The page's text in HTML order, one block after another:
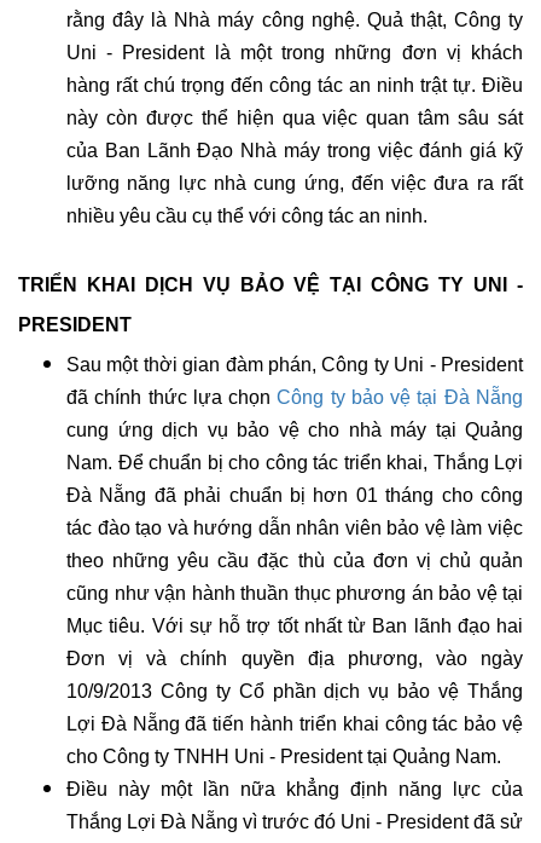
rằng đây là Nhà máy công nghệ. Quả thật, Công ty
Uni - President là một trong những đơn vị khách
hàng rất chú trọng đến công tác an ninh trật tự. Điều
này còn được thể hiện qua việc quan tâm sâu sát
của Ban Lãnh Đạo Nhà máy trong việc đánh giá kỹ
lưỡng năng lực nhà cung ứng, đến việc đưa ra rất
nhiều yêu cầu cụ thể với công tác an ninh.
TRIỂN KHAI DỊCH VỤ BẢO VỆ TẠI CÔNG TY UNI -
PRESIDENT
Sau một thời gian đàm phán, Công ty Uni - President
đã chính thức lựa chọnCông ty bảo vệ tại Đà Nẵng
cung ứng dịch vụ bảo vệ cho nhà máy tại Quảng
Nam. Để chuẩn bị cho công tác triển khai, Thắng Lợi
Đà Nẵng đã phải chuẩn bị hơn 01 tháng cho công
tác đào tạo và hướng dẫn nhân viên bảo vệ làm việc
theo những yêu cầu đặc thù của đơn vị chủ quản
cũng như vận hành thuần thục phương án bảo vệ tại
Mục tiêu. Với sự hỗ trợ tốt nhất từ Ban lãnh đạo hai
Đơn vị và chính quyền địa phương, vào ngày
10/9/2013 Công ty Cổ phần dịch vụ bảo vệ Thắng
Lợi Đà Nẵng đã tiến hành triển khai công tác bảo vệ
cho Công ty TNHH Uni - President tại Quảng Nam.
Điều này một lần nữa khẳng định năng lực của
Thắng Lợi Đà Nẵng vì trước đó Uni - President đã sử